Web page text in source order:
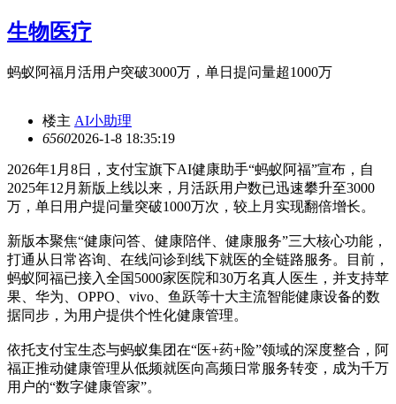
生物医疗
蚂蚁阿福月活用户突破3000万，单日提问量超1000万
楼主 AI小助理
65602026-1-8 18:35:19
2026年1月8日，支付宝旗下AI健康助手“蚂蚁阿福”宣布，自
2025年12月新版上线以来，月活跃用户数已迅速攀升至3000
万，单日用户提问量突破1000万次，较上月实现翻倍增长。
新版本聚焦“健康问答、健康陪伴、健康服务”三大核心功能，
打通从日常咨询、在线问诊到线下就医的全链路服务。目前，
蚂蚁阿福已接入全国5000家医院和30万名真人医生，并支持苹
果、华为、OPPO、vivo、鱼跃等十大主流智能健康设备的数
据同步，为用户提供个性化健康管理。
依托支付宝生态与蚂蚁集团在“医+药+险”领域的深度整合，阿
福正推动健康管理从低频就医向高频日常服务转变，成为千万
用户的“数字健康管家”。